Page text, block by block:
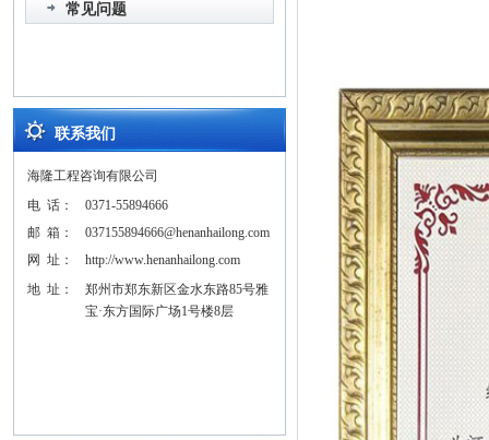
常见问题
联系我们
海隆工程咨询有限公司
电 话：
0371-55894666
邮 箱：
037155894666@henanhailong.com
网 址：
http://www.henanhailong.com
地 址：
郑州市郑东新区金水东路85号雅
宝·东方国际广场1号楼8层